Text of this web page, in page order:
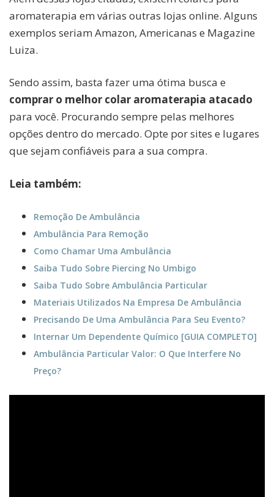
aromaterapia em várias outras lojas online. Alguns
exemplos seriam Amazon, Americanas e Magazine
Luiza.
Sendo assim, basta fazer uma ótima busca e
comprar o melhor colar aromaterapia atacado
para você. Procurando sempre pelas melhores
opções dentro do mercado. Opte por sites e lugares
que sejam confiáveis para a sua compra.
Leia também:
Remoção De Ambulância
Ambulância Para Remoção
Como Chamar Uma Ambulância
Saiba Tudo Sobre Piercing No Umbigo
Saiba Tudo Sobre Ambulância Particular
Materiais Utilizados Na Empresa De Ambulância
Precisando De Uma Ambulância Para Seu Evento?
Internar Um Dependente Químico [GUIA COMPLETO]
Ambulância Particular Valor: O Que Interfere No
Preço?